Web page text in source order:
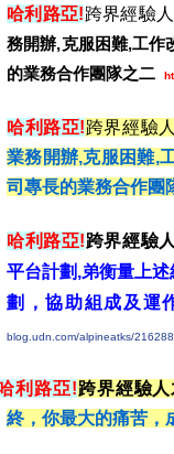
哈利路亞!跨界經驗
務開辦,克服困難,工作
的業務合作團隊之二
h
哈利路亞!跨界經驗
業務開辦,克服困難,
司專長的業務合作團
哈利路亞!跨界經驗
平台計劃,弟衡量上
劃，協助組成及運
blog.udn.com/alpineatks/
利路亞!跨界經驗人
終，你最大的痛苦，